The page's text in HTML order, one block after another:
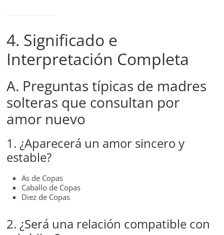
4. Significado e
Interpretación Completa
A. Preguntas típicas de madres
solteras que consultan por
amor nuevo
1. ¿Aparecerá un amor sincero y
estable?
As de Copas
Caballo de Copas
Diez de Copas
2. ¿Será una relación compatible con